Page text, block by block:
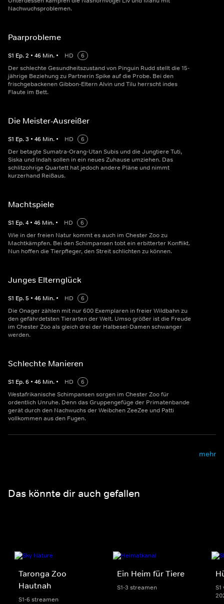
Nachwuchsproblemen.
Paarprobleme
S1 Ep.2 • 46 Min. • HD
6
Der schlechte Gesundheitszustand von Pinguin Rudd stellt die 15-
jährige Beziehung zu Partnerin Spike auf die Probe. Bei den
frischgebackenen Gibbon-Eltern Alvin und Tilu herrscht indes
Flaute im Bett.
Die Meister-Ausreißer
S1 Ep.3 • 46 Min. • HD
6
Der betagte Sumatra-Orang-Utan Subis und die Jungtiere Tuti,
Siska und Indah sollen in ein neues Zuhause umziehen. Das
schlitzohrige Quartett hat jedoch andere Pläne und nimmt
kurzerhand Reißaus.
Machtspiele
S1 Ep.4 • 46 Min. • HD
6
Wie in der freien Natur kommt es auch im Chester Zoo zu
Machtkämpfen. Bei den Schimpansen tobt ein erbitterter Konflikt.
Nun hoffen die Tierpfleger, den Streit schlichten zu können.
Junges Elternglück
S1 Ep.5 • 46 Min. • HD
6
Die Onager zählen mit nur 600 Exemplaren in freier Wildbahn zu
den gefährdetsten Tierarten der Welt. Umso größer ist die Freude
im Chester Zoo als gleich drei der Halbesel-Damen schwanger
werden.
Schlechte Manieren
S1 Ep.6 • 46 Min. • HD
6
Westafrikanische Schimpansen sorgen im Chester Zoo für
ordentlich Unruhe. Denn das Gruppengefüge der Primatenbande
gerät durch den Nachwuchs der Weibchen ZeeZee und Patti
vollkommen aus den Fugen.
mehr
Das könnte dir auch gefallen
Taronga Zoo
Hautnah
S1-6 streamen
Ein Heim für Tiere
S1-3 streamen